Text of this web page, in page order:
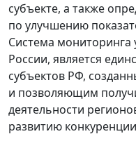
субъекте, а также
по улучшению
Система
России, является
субъектов РФ,
и позволяющим
деятельности
развитию